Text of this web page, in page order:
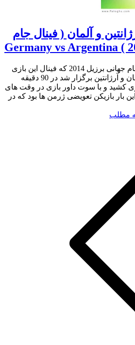
و آلمان ( فینال جام
شصت و چهارمین بازی جام جهانی برزیل 2014 که فینال این بازی
ها می باشد بین دو تیم آلمان و آرژانتین برگزار شد در 90 دقیقه
کشید و با سوت داور بازی در وقت های
بار بازیکن تعویضی ژرمن ها بود که در
مطلب